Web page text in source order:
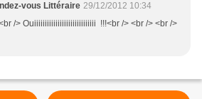
vous Littéraire 29/12/2012 10:34
/> Ouiiiiiiiiiiiiiiiiiiiiiiiiiiiii !!!<br /> <br /> <br />